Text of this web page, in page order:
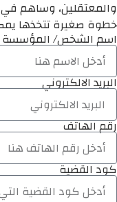
والمعتقلين، وساهم في
خطوة صغيرة تتخذها
اسم الشخص/ المؤسسة
البريد الالكتروني
رقم الهاتف
كود القضية